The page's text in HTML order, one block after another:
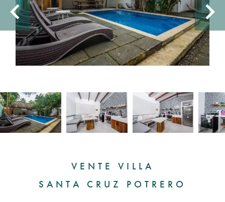
VENTE VILLA
SANTA CRUZ POTRERO